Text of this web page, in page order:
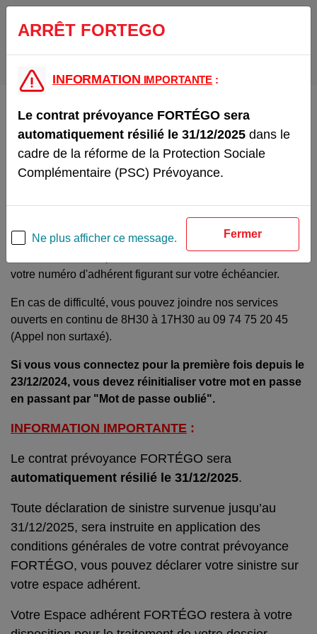
J'AI DÉJÀ UN ESPACE PERSONNEL
PERSONNEL
votre numéro d'adhérent figurant sur votre échéancier.
En cas de difficulté, vous pouvez joindre nos services
ouverts en continu de 8H30 à 17H30 au 09 74 75 20 45
(Appel non surtaxé).
Si vous vous connectez pour la première fois depuis le
23/12/2024, vous devez réinitialiser votre mot en passe
en passant par "Mot de passe oublié".
INFORMATION IMPORTANTE :
Le contrat prévoyance FORTÉGO sera
automatiquement résilié le 31/12/2025.
Toute déclaration de sinistre survenue jusqu’au
31/12/2025, sera instruite en application des
conditions générales de votre contrat prévoyance
FORTÉGO, vous pouvez déclarer votre sinistre sur
votre espace adhérent.
Votre Espace adhérent FORTÉGO restera à votre
ARRÊT FORTEGO
INFORMATION IMPORTANTE :
Le contrat prévoyance FORTÉGO sera
automatiquement résilié le 31/12/2025 dans le
cadre de la réforme de la Protection Sociale
Complémentaire (PSC) Prévoyance.
Ne plus afficher ce message. Fermer